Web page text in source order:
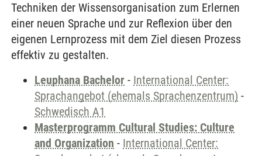
Techniken der Wissensorganisation zum Erlernen
einer neuen Sprache und zur Reflexion über den
eigenen Lernprozess mit dem Ziel diesen Prozess
effektiv zu gestalten.
Leuphana Bachelor - International Center:
Sprachangebot (ehemals Sprachenzentrum) -
Schwedisch A1
Masterprogramm Cultural Studies: Culture
and Organization - International Center: